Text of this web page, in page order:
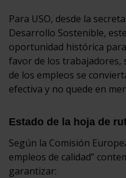
Para USO, desde la
Desarrollo Sostenible,
oportunidad histórica
favor de los trabajadores,
de los empleos se
efectiva y no quede en
Estado de la hoja de
Según la Comisión
empleos de calidad”
garantizar: